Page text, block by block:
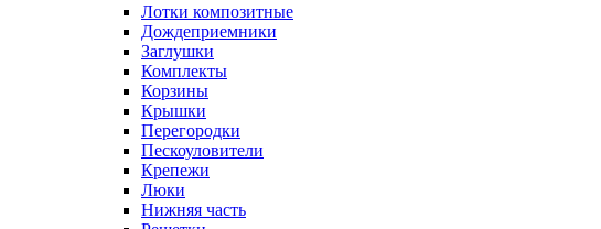
Лотки композитные
Дождеприемники
Заглушки
Комплекты
Корзины
Крышки
Перегородки
Пескоуловители
Крепежи
Люки
Нижняя часть